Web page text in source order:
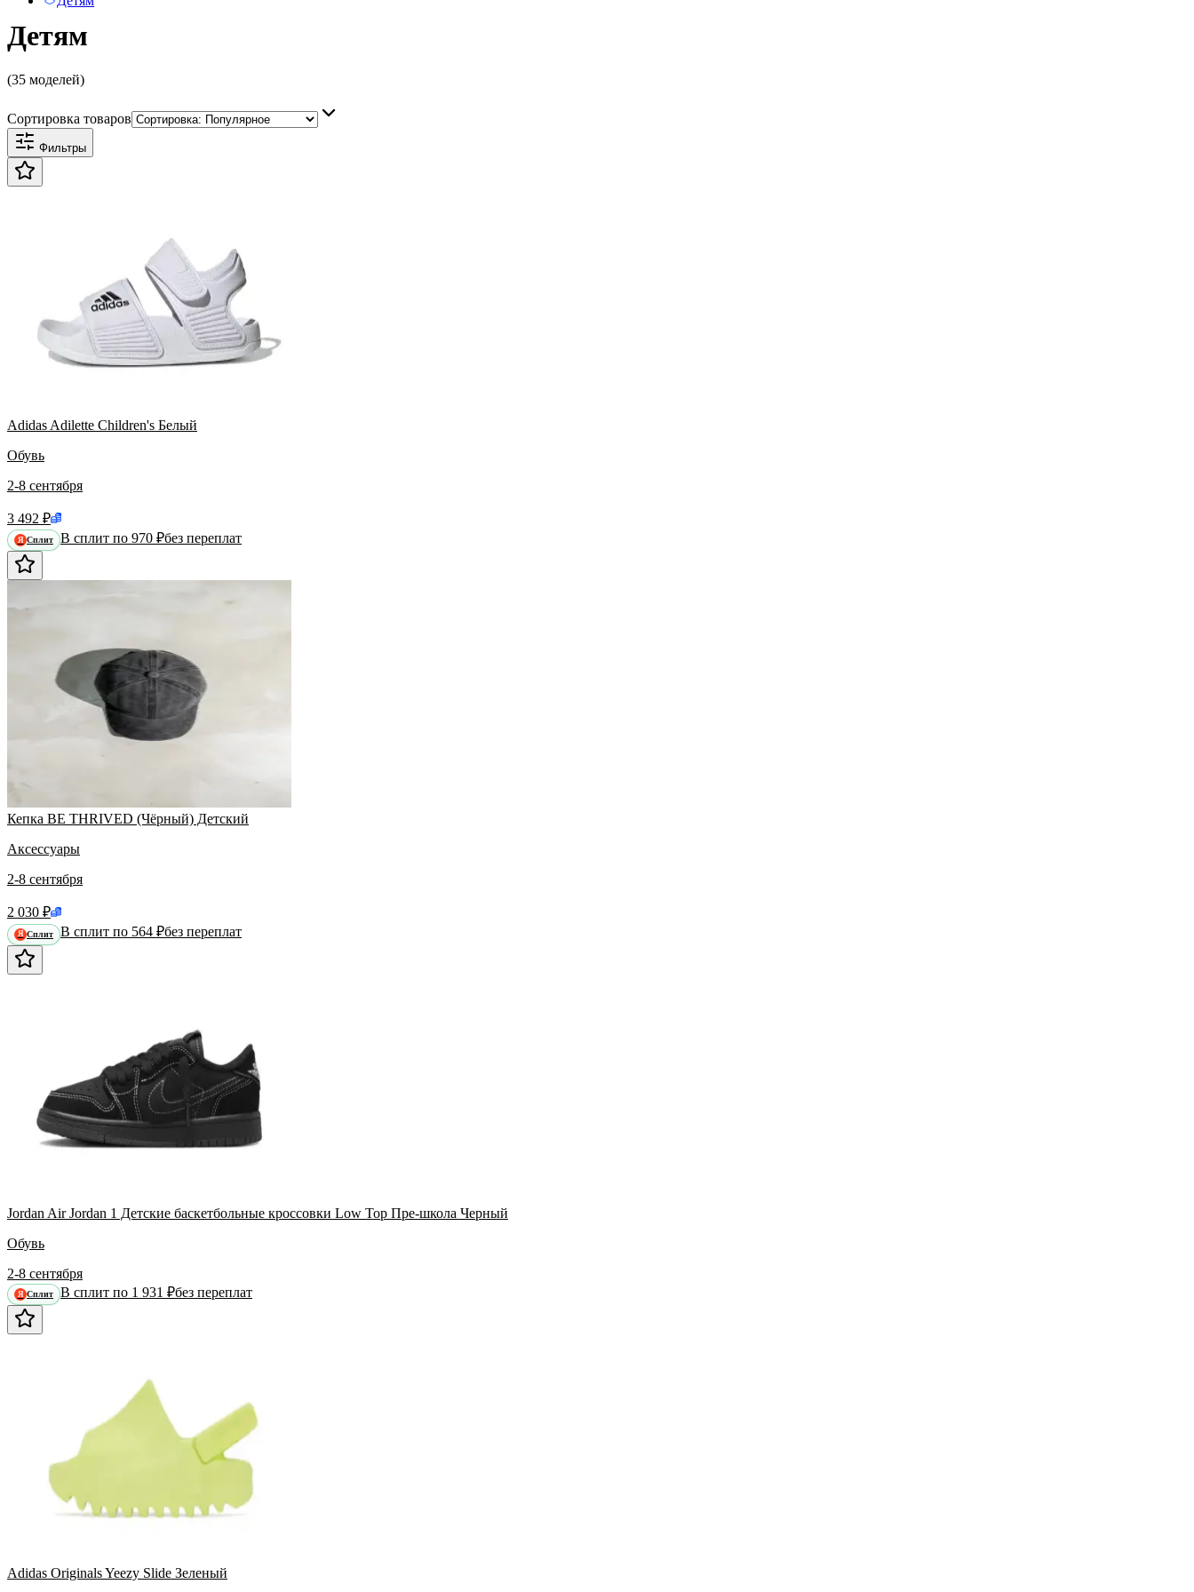
Детям
(35 моделей)
Сортировка товаров
Фильтры
Adidas Adilette Children's Белый
Обувь
2-8 сентября
3 492 ₽
Я Сплит В сплит по 970 ₽без переплат
Кепка BE THRIVED (Чёрный) Детский
Аксессуары
2-8 сентября
2 030 ₽
Я Сплит В сплит по 564 ₽без переплат
Jordan Air Jordan 1 Детские баскетбольные кроссовки Low Top Пре-школа Черный
Обувь
2-8 сентября
Я Сплит В сплит по 1 931 ₽без переплат
Adidas Originals Yeezy Slide Зеленый